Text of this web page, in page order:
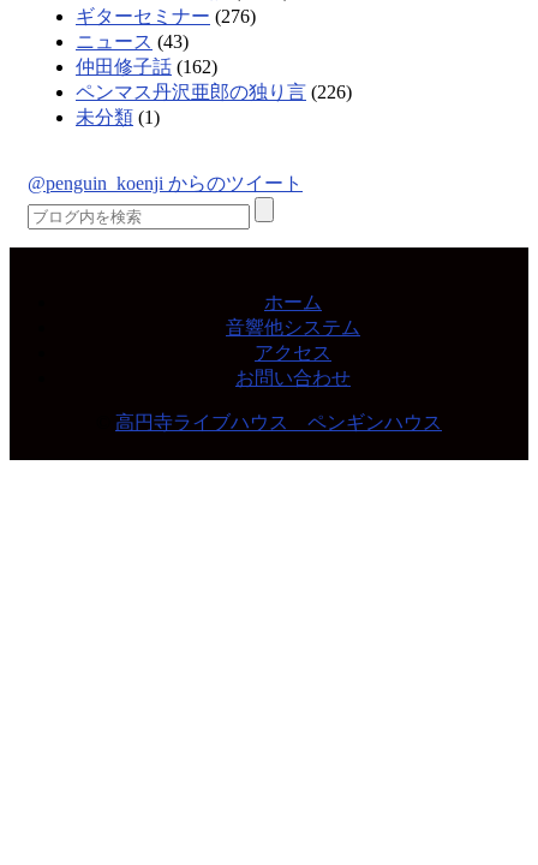
ギターセミナー (276)
ニュース (43)
仲田修子話 (162)
ペンマス丹沢亜郎の独り言 (226)
未分類 (1)
@penguin_koenji からのツイート
ホーム
音響他システム
アクセス
お問い合わせ
高円寺ライブハウス ペンギンハウス